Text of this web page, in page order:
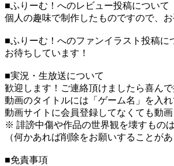
■ふりーむ！へのレビュー投稿について
個人の趣味で制作したものですので、
■ふりーむ！へのファンイラスト投稿に
お待ちしています！
■実況・生放送について
歓迎します！ご連絡頂けましたら喜んで
動画のタイトルには「ゲーム名」を入
動画サイトに会員登録してなくても動
※ 誹謗中傷や作品の世界観を壊すもの
（何かあれば削除をお願いすることが
■免責事項